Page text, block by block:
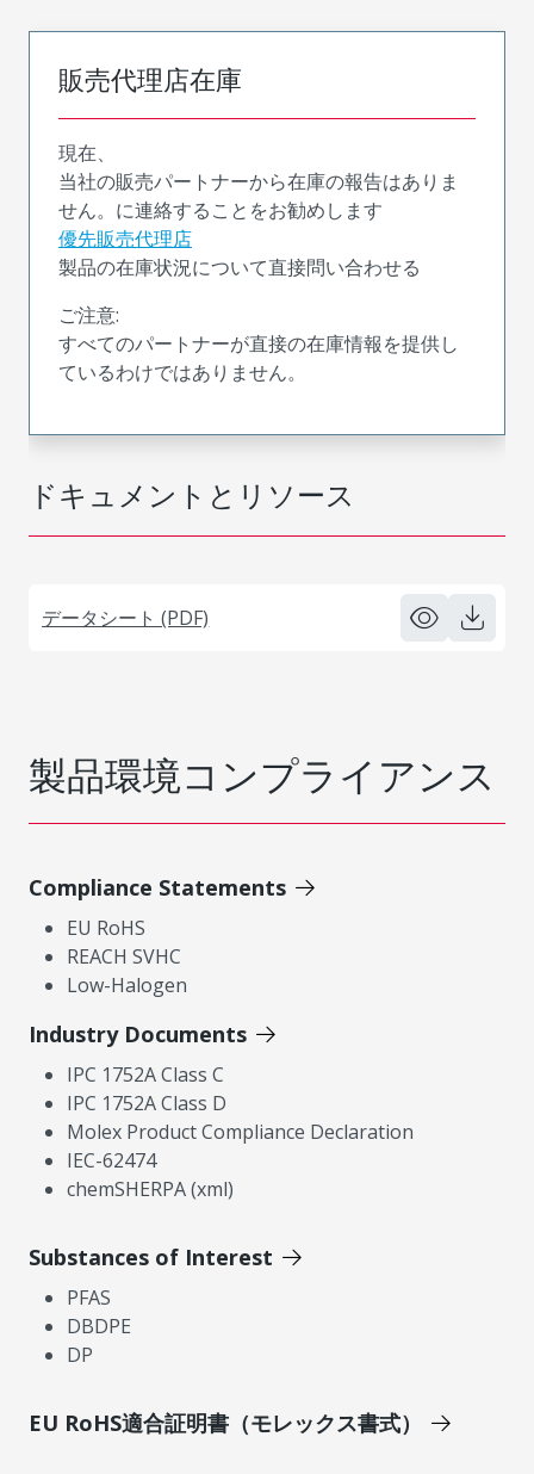
ドキュメントとリソース
データシート (PDF)
販売代理店在庫
現在、
当社の販売パートナーから在庫の報告はありま
せん。に連絡することをお勧めします
優先販売代理店
製品の在庫状況について直接問い合わせる
ご注意:
すべてのパートナーが直接の在庫情報を提供し
ているわけではありません。
製品環境コンプライアンス
Compliance Statements
EU RoHS
REACH SVHC
Low-Halogen
Industry Documents
IPC 1752A Class C
IPC 1752A Class D
Molex Product Compliance Declaration
IEC-62474
chemSHERPA (xml)
Substances of Interest
PFAS
DBDPE
DP
EU RoHS適合証明書（モレックス書式）